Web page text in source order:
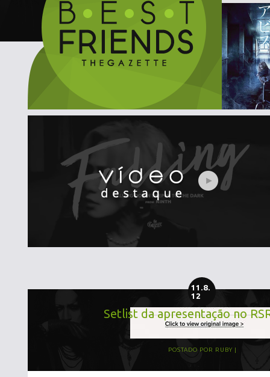
11.8.
12
Setlist da apresentação no
POSTADO POR RUBY